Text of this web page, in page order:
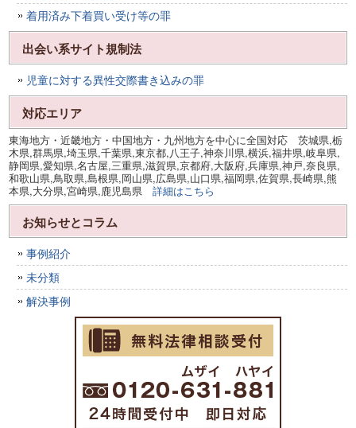
着用済み下着買い受け等の罪
出会い系サイト規制法
児童に対する異性交際書き込みの罪
対応エリア
東海地方・近畿地方・中国地方・九州地方を中心に全国対応 茨城県,栃
木県,群馬県,埼玉県,千葉県,東京都,八王子,神奈川県,横浜,福井県,岐阜県,
静岡県,愛知県,名古屋,三重県,滋賀県,京都府,大阪府,兵庫県,神戸,奈良県,
和歌山県,鳥取県,島根県,岡山県,広島県,山口県,福岡県,佐賀県,長崎県,熊
本県,大分県,宮崎県,鹿児島県詳細はこちら
お知らせとコラム
事例紹介
未分類
解決事例